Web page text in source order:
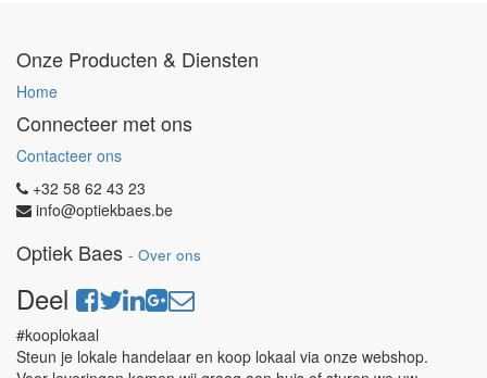
Onze Producten & Diensten
Home
Connecteer met ons
Contacteer ons
+32 58 62 43 23
info@optiekbaes.be
Optiek Baes - Over ons
Deel
#kooplokaal
Steun je lokale handelaar en koop lokaal via onze webshop.